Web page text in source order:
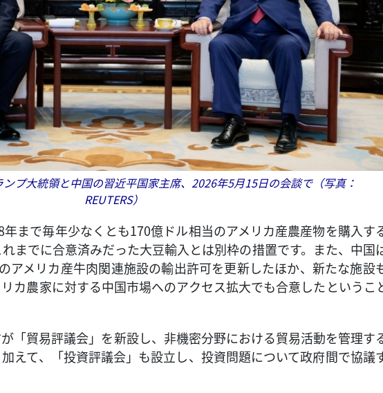
プ大統領と中国の習近平国家主席、2026年5月15日の会談で（写真：
REUTERS）
まで毎年少なくとも170億ドル相当のアメリカ産農産物を購入す
までに合意済みだった大豆輸入とは別枠の措置です。また、中国
アメリカ産牛肉関連施設の輸出許可を更新したほか、新たな施設
カ農家に対する中国市場へのアクセス拡大でも合意したというこ
「貿易評議会」を新設し、非機密分野における貿易活動を管理す
えて、「投資評議会」も設立し、投資問題について政府間で協議